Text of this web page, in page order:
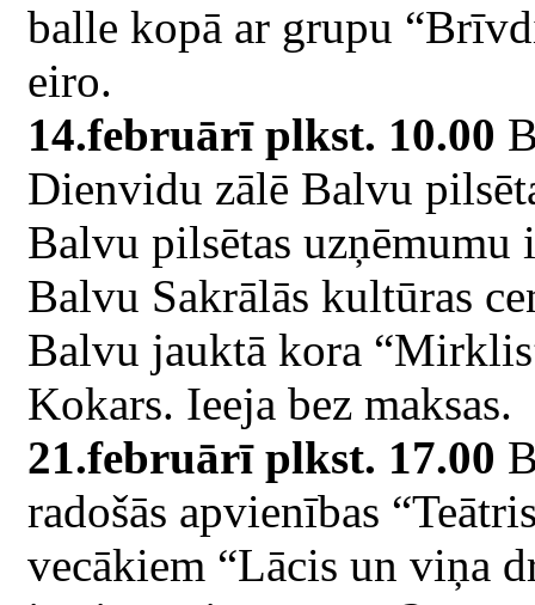
balle kopā ar grupu
eiro.
14.februārī plkst. 10.00
Dienvidu zālē Balvu
Balvu pilsētas uzņēmumu
Balvu Sakrālās kultūras
Balvu jauktā kora
Kokars. Ieeja bez maksas.
21.februārī plkst. 17.00
radošās apvienības
vecākiem “Lācis un viņa